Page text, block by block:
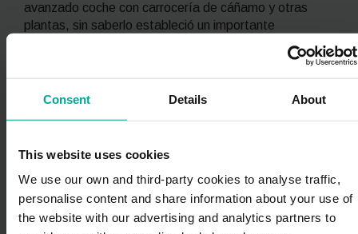
Consent Details About
This website uses cookies
We use our own and third-party cookies to analyse traffic,
personalise content and share information about your use of
the website with our advertising and analytics partners to
avanzado coche con carrocería de cáñamo y otras
plantas, sin saberlo estableció un importante
precedente: los materiales y combustibles vegetales
pueden aplicarse a la industria de la automoción y
abren un amplio abanico de posibilidades.
a que podría utilizarse a gran escala en los próximos
En primer lugar, debemos tener en cuenta que el uso
de materiales sostenibles aplicados a la automoción